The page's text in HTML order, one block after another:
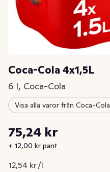
Coca-Cola 4x1,5L
6 l, Coca-Cola
Visa alla varor från Coca-Cola
Nuvarande pris är: 75,24 kr
75,24 kr
+ 12,00 kr pant
12,54 kr /l
Styckpris: 12,54 kr /l